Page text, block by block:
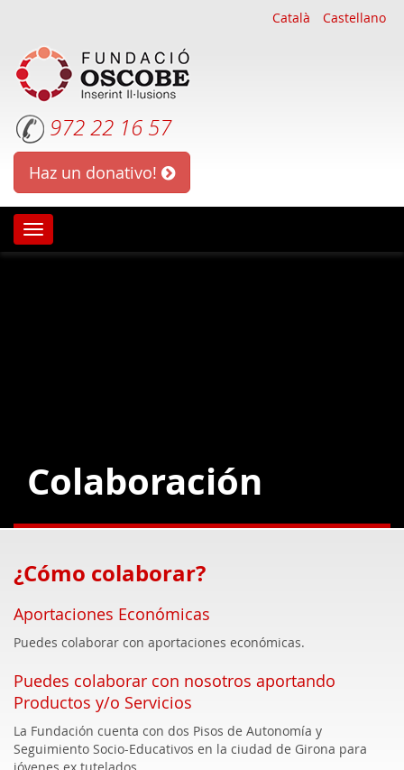
Català Castellano
972 22 16 57
Haz un donativo!
Oscobe
Colaboración
¿Cómo colaborar?
Aportaciones Económicas
Puedes colaborar con aportaciones económicas.
Puedes colaborar con nosotros aportando
Productos y/o Servicios
La Fundación cuenta con dos Pisos de Autonomía y
Seguimiento Socio-Educativos en la ciudad de Girona para